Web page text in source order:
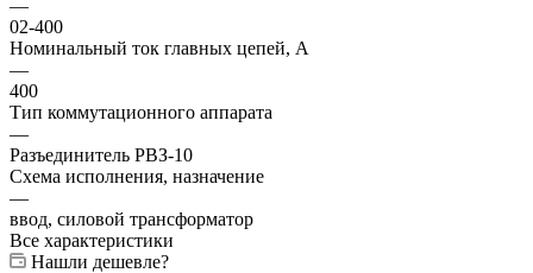
—
02-400
Номинальный ток главных цепей, А
—
400
Тип коммутационного аппарата
—
Разъединитель РВЗ-10
Схема исполнения, назначение
—
ввод, силовой трансформатор
Все характеристики
Нашли дешевле?